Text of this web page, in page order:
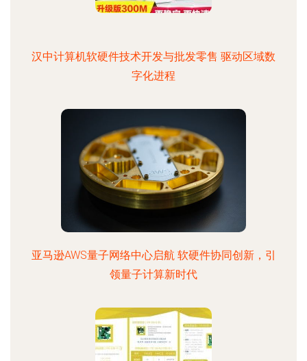
汉中计算机软硬件技术开发与批发零售 驱动区域数
字化进程
亚马逊AWS量子网络中心启航 软硬件协同创新，引
领量子计算新时代